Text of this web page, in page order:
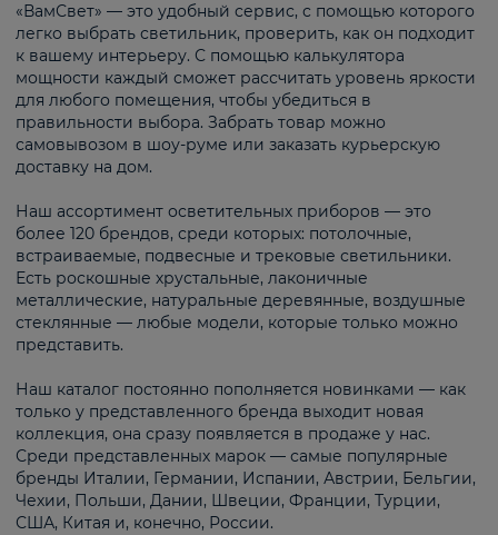
«ВамСвет» — это удобный сервис, с помощью которого
легко выбрать светильник, проверить, как он подходит
к вашему интерьеру. С помощью калькулятора
мощности каждый сможет рассчитать уровень яркости
для любого помещения, чтобы убедиться в
правильности выбора. Забрать товар можно
самовывозом в шоу-руме или заказать курьерскую
доставку на дом.
Наш ассортимент осветительных приборов — это
более 120 брендов, среди которых: потолочные,
встраиваемые, подвесные и трековые светильники.
Есть роскошные хрустальные, лаконичные
металлические, натуральные деревянные, воздушные
стеклянные — любые модели, которые только можно
представить.
Наш каталог постоянно пополняется новинками — как
только у представленного бренда выходит новая
коллекция, она сразу появляется в продаже у нас.
Среди представленных марок — самые популярные
бренды Италии, Германии, Испании, Австрии, Бельгии,
Чехии, Польши, Дании, Швеции, Франции, Турции,
США, Китая и, конечно, России.